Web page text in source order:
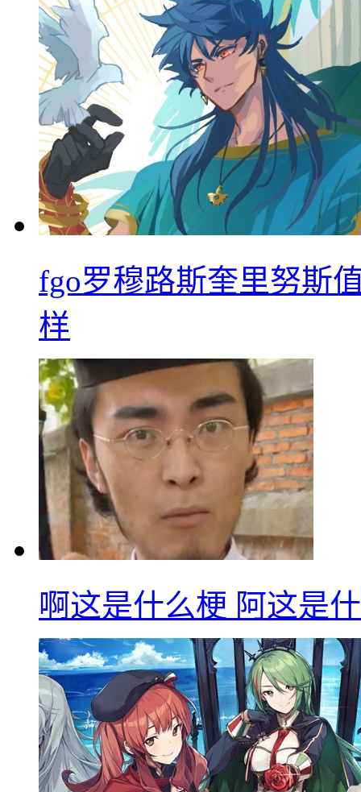
fgo罗穆路斯奎里努斯
样
啊这是什么梗 阿这是